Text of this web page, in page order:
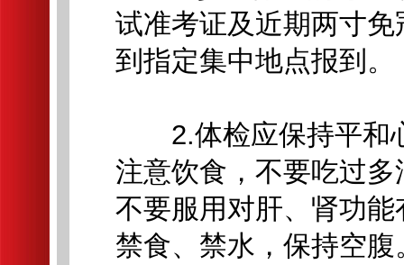
试准考证及近期两寸
到指定集中地点报到。
2.体检应保持平和
注意饮食，不要吃过
不要服用对肝、肾功
禁食、禁水，保持空腹